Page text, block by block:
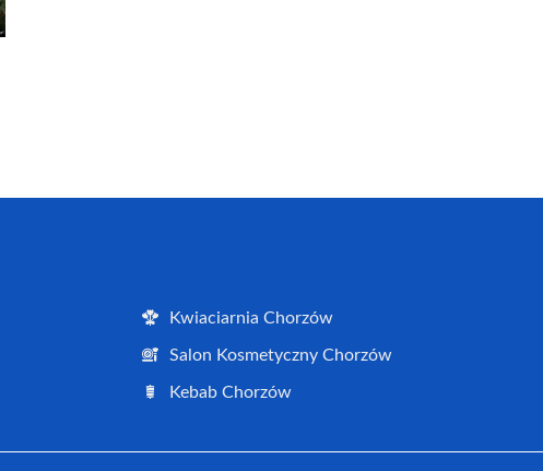
Kwiaciarnia Chorzów
Salon Kosmetyczny Chorzów
Kebab Chorzów